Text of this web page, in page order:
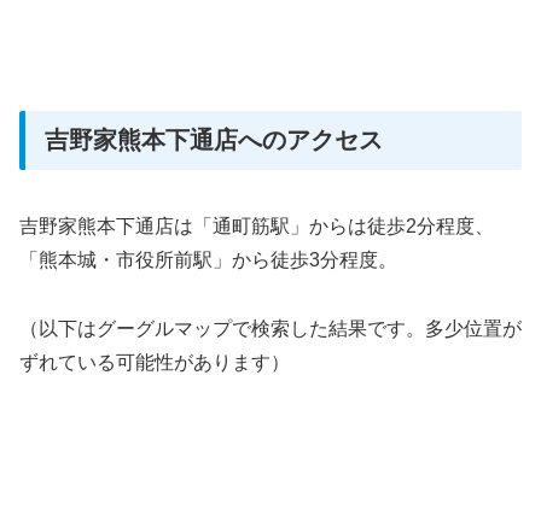
吉野家熊本下通店へのアクセス
吉野家熊本下通店は「通町筋駅」からは徒歩2分程度、
「熊本城・市役所前駅」から徒歩3分程度。
（以下はグーグルマップで検索した結果です。多少位置が
ずれている可能性があります）